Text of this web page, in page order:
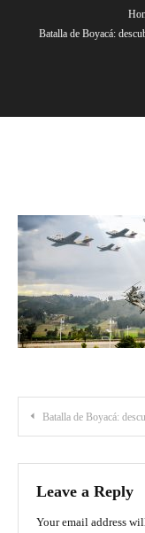
Batalla de Boyacá:
Post
navigation
Batalla de Boyacá: descubre su importancia histórica y porqué es
Leave a Reply
Your email address